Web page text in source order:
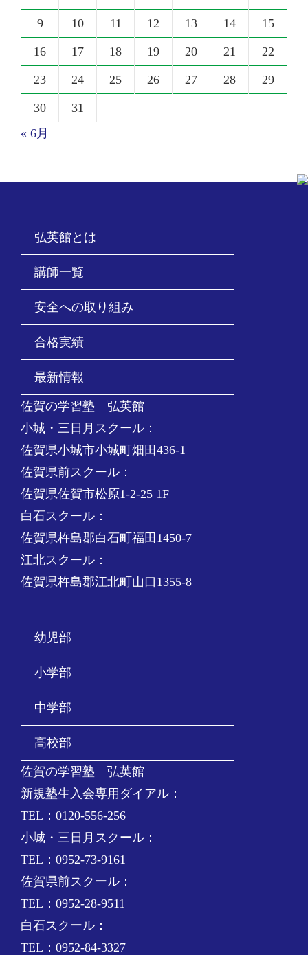
9 10 11 12 13 14 15
16 17 18 19 20 21 22
23 24 25 26 27 28 29
30
31
« 6月
弘英館とは
講師一覧
安全への取り組み
合格実績
最新情報
佐賀の学習塾 弘英館
小城・三日月スクール：
佐賀県小城市小城町畑田436-1
佐賀県前スクール：
佐賀県佐賀市松原1-2-25 1F
白石スクール：
佐賀県杵島郡白石町福田1450-7
江北スクール：
佐賀県杵島郡江北町山口1355-8
幼児部
小学部
中学部
高校部
佐賀の学習塾 弘英館
新規塾生入会専用ダイアル：
TEL：0120-556-256
小城・三日月スクール：
TEL：0952-73-9161
佐賀県前スクール：
TEL：0952-28-9511
白石スクール：
TEL：0952-84-3327